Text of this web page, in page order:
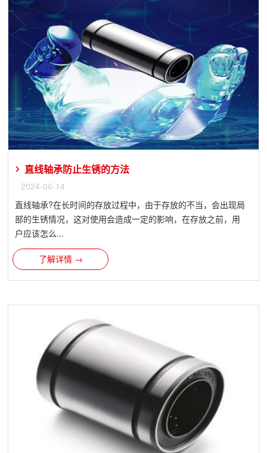
直线轴承防止生锈的方法
2024-06-14
直线轴承?在长时间的存放过程中，由于存放的不当，会出现局
部的生锈情况，这对使用会造成一定的影响，在存放之前，用
户应该怎么...
了解详情 →